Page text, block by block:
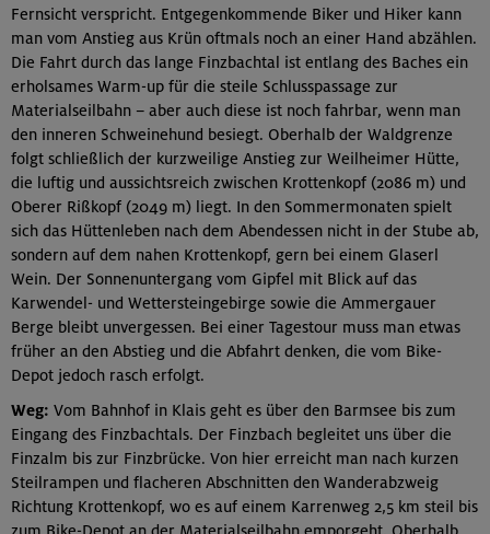
Fernsicht verspricht. Entgegenkommende Biker und Hiker kann
man vom Anstieg aus Krün oftmals noch an einer Hand abzählen.
Die Fahrt durch das lange Finzbachtal ist entlang des Baches ein
erholsames Warm-up für die steile Schlusspassage zur
Materialseilbahn – aber auch diese ist noch fahrbar, wenn man
den inneren Schweinehund besiegt. Oberhalb der Waldgrenze
folgt schließlich der kurzweilige Anstieg zur Weilheimer Hütte,
die luftig und aussichtsreich zwischen Krottenkopf (2086 m) und
Oberer Rißkopf (2049 m) liegt. In den Sommermonaten spielt
sich das Hüttenleben nach dem Abendessen nicht in der Stube ab,
sondern auf dem nahen Krottenkopf, gern bei einem Glaserl
Wein. Der Sonnenuntergang vom Gipfel mit Blick auf das
Karwendel- und Wettersteingebirge sowie die Ammergauer
Berge bleibt unvergessen. Bei einer Tagestour muss man etwas
früher an den Abstieg und die Abfahrt denken, die vom Bike-
Depot jedoch rasch erfolgt.
Weg: Vom Bahnhof in Klais geht es über den Barmsee bis zum
Eingang des Finzbachtals. Der Finzbach begleitet uns über die
Finzalm bis zur Finzbrücke. Von hier erreicht man nach kurzen
Steilrampen und flacheren Abschnitten den Wanderabzweig
Richtung Krottenkopf, wo es auf einem Karrenweg 2,5 km steil bis